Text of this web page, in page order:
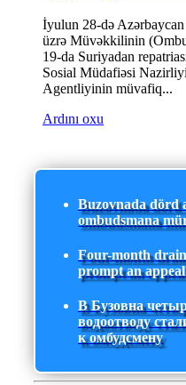
İyulun 28-də Azərbaycan
üzrə Müvəkkilinin
19-da Suriyadan
Sosial Müdafiəsi
Agentliyinin müvafiq...
Ardını oxu
Buzovnada dörd
ombudsmana
Four-month
prompt an
В Бузовна
водоотводу
к омбудсмену